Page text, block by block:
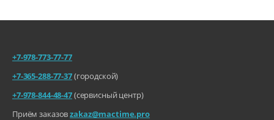
+7-978-773-77-77
+7-365-288-77-37(городской)
+7-978-844-48-47(сервисный центр)
Приём заказовzakaz@mactime.pro